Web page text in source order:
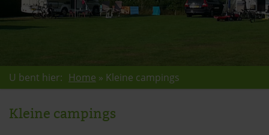
U bent hier: Home » Kleine campings
Kleine campings